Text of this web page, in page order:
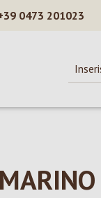
0473 201023